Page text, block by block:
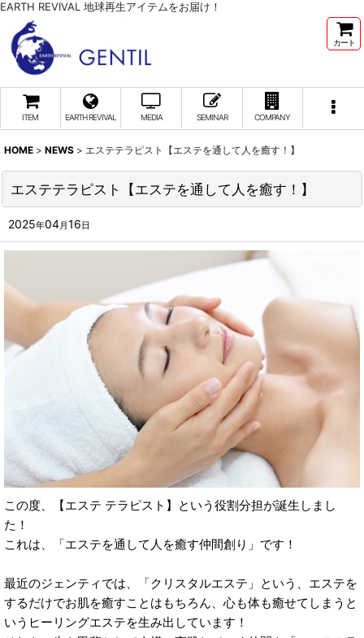
EARTH REVIVAL 地球再生アイテムをお届け！
カート
ITEM EARTH REVIVAL MEDIA SEMINAR COMPANY
HOME > NEWS > エステテラピスト【エステを通して人を癒す！】
エステテラピスト【エステを通して人を癒す！】
2025年04月 16 日
この度、【エステ テラピスト】という役割分担が誕生しまし
た！
これは、「エステを通して人を癒す仲間創り」です！
最近のジェンティでは、「クリスタルエステ」という、エステを
するだけでお肌を癒すことはもちろん、心も体も癒せてしまうと
いうヒーリングエステを生み出しています！